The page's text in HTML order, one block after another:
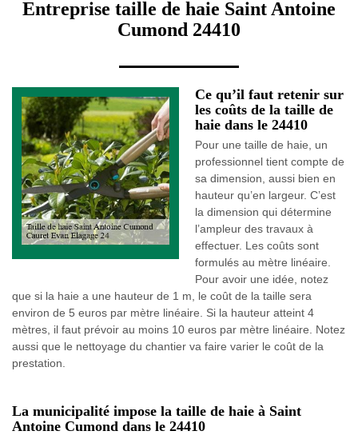
Entreprise taille de haie Saint Antoine
Cumond 24410
Ce qu’il faut retenir sur
les coûts de la taille de
haie dans le 24410
Pour une taille de haie, un
professionnel tient compte de
sa dimension, aussi bien en
hauteur qu’en largeur. C’est
la dimension qui détermine
l’ampleur des travaux à
effectuer. Les coûts sont
formulés au mètre linéaire.
Pour avoir une idée, notez
que si la haie a une hauteur de 1 m, le coût de la taille sera
environ de 5 euros par mètre linéaire. Si la hauteur atteint 4
mètres, il faut prévoir au moins 10 euros par mètre linéaire. Notez
aussi que le nettoyage du chantier va faire varier le coût de la
prestation.
La municipalité impose la taille de haie à Saint
Antoine Cumond dans le 24410